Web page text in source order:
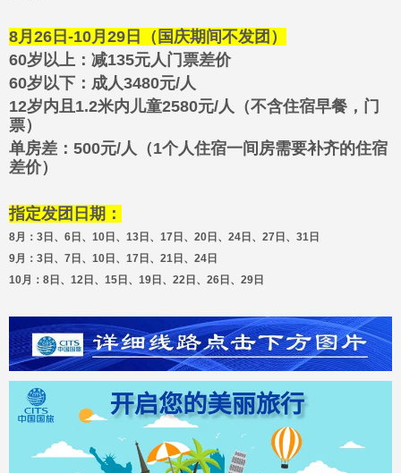
8月26日-10月29日（国庆期间不发团）
60岁以上： 减135元人门票差价
60岁以下： 成人3480元/人
12岁内且1.2米内儿童2580元/人（不含住宿早餐，门
票）
单房差：500元/人（1个人住宿一间房需要补齐的住宿
差价）
指定发团日期：
8月：3日、6日、10日、13日、17日、20日、24日、27日、31日
9月：3日、7日、10日、17日、21日、24日
10月：8日、12日、15日、19日、22日、26日、29日